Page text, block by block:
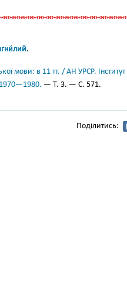
.
мови: в 11 тт. / АН УРСР.
— Т. 3. — С. 571.
Поділитись: